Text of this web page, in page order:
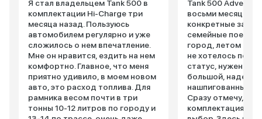
Я стал владельцем Tank 500 в
комплектации Hi-Charge три
месяца назад. Пользуюсь
автомобилем регулярно и уже
сложилось о нем впечатление.
Мне он нравится, ездить на нем
комфортно. Главное, что меня
приятно удивило, в моем новом
авто, это расход топлива. Для
рамника весом почти в три
тонны 10-12 литров по городу и
Tank 500
восьми месяцев.
конкретные
семейные
город, летом - на
не хотелось
статус, нужен
большой,
нашпигованный
Сразу отмечу, что
комплектация – прагматичный